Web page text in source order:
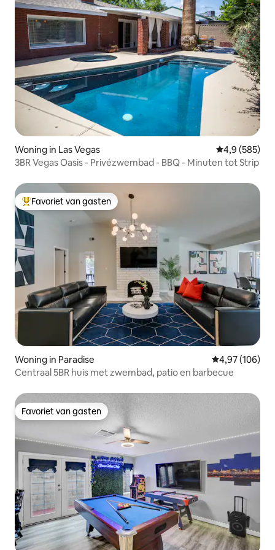
Woning in Las Vegas Gemiddelde
4,9 (585)
3BR Vegas Oasis - Privézwembad - BBQ - Minuten tot Strip
Topfavoriet van gasten
Favoriet van gasten
Woning in Paradise Gemiddelde
4,97 (106)
Centraal 5BR huis met zwembad, patio en barbecue
Favoriet van gasten
Favoriet van gasten